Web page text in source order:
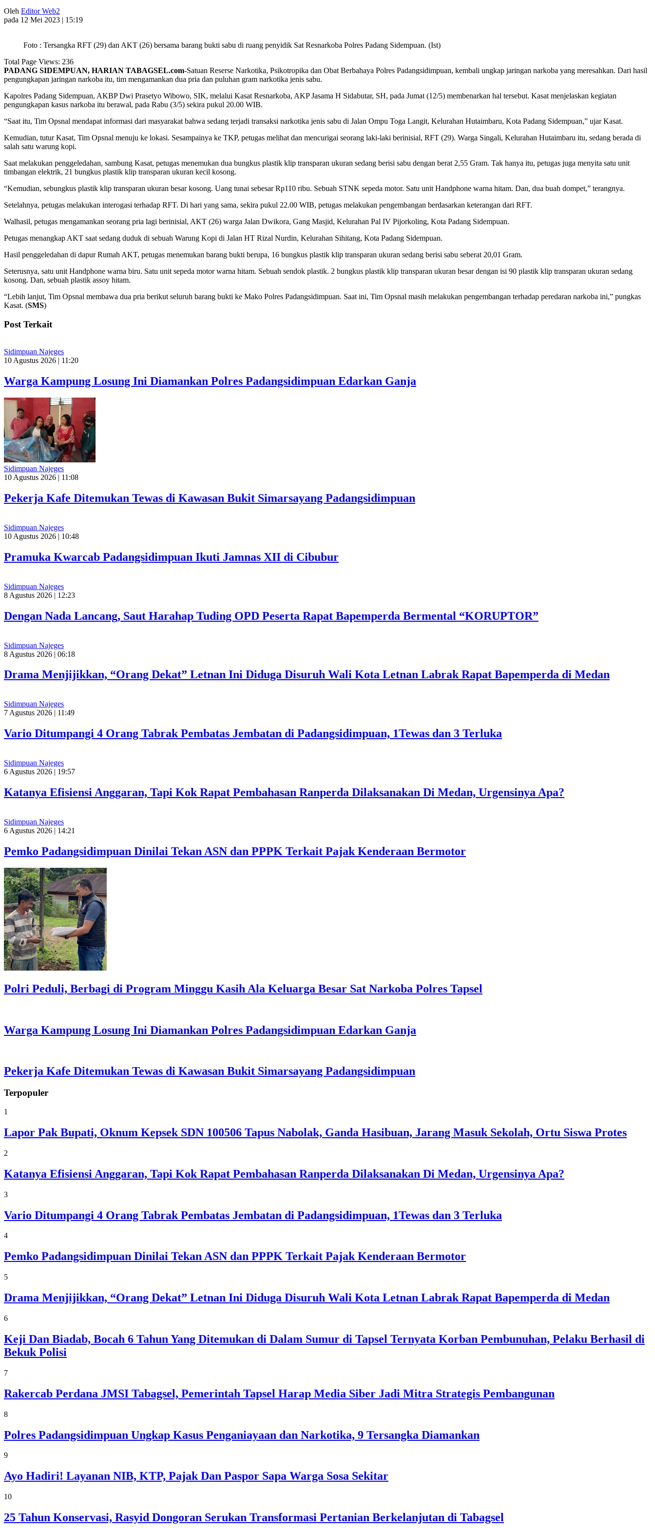
Oleh Editor Web2
pada 12 Mei 2023 | 15:19
Foto : Tersangka RFT (29) dan AKT (26) bersama barang bukti sabu di ruang penyidik Sat Resnarkoba Polres Padang Sidempuan. (Ist)
Total Page Views: 236
PADANG SIDEMPUAN, HARIAN TABAGSEL.com-Satuan Reserse Narkotika, Psikotropika dan Obat Berbahaya Polres Padangsidimpuan, kembali ungkap jaringan narkoba yang meresahkan. Dari hasil
pengungkapan jaringan narkoba itu, tim mengamankan dua pria dan puluhan gram narkotika jenis sabu.
Kapolres Padang Sidempuan, AKBP Dwi Prasetyo Wibowo, SIK, melalui Kasat Resnarkoba, AKP Jasama H Sidabutar, SH, pada Jumat (12/5) membenarkan hal tersebut. Kasat menjelaskan kegiatan
pengungkapan kasus narkoba itu berawal, pada Rabu (3/5) sekira pukul 20.00 WIB.
“Saat itu, Tim Opsnal mendapat informasi dari masyarakat bahwa sedang terjadi transaksi narkotika jenis sabu di Jalan Ompu Toga Langit, Kelurahan Hutaimbaru, Kota Padang Sidempuan,” ujar Kasat.
Kemudian, tutur Kasat, Tim Opsnal menuju ke lokasi. Sesampainya ke TKP, petugas melihat dan mencurigai seorang laki-laki berinisial, RFT (29). Warga Singali, Kelurahan Hutaimbaru itu, sedang berada di
salah satu warung kopi.
Saat melakukan penggeledahan, sambung Kasat, petugas menemukan dua bungkus plastik klip transparan ukuran sedang berisi sabu dengan berat 2,55 Gram. Tak hanya itu, petugas juga menyita satu unit
timbangan elektrik, 21 bungkus plastik klip transparan ukuran kecil kosong.
“Kemudian, sebungkus plastik klip transparan ukuran besar kosong. Uang tunai sebesar Rp110 ribu. Sebuah STNK sepeda motor. Satu unit Handphone warna hitam. Dan, dua buah dompet,” terangnya.
Setelahnya, petugas melakukan interogasi terhadap RFT. Di hari yang sama, sekira pukul 22.00 WIB, petugas melakukan pengembangan berdasarkan keterangan dari RFT.
Walhasil, petugas mengamankan seorang pria lagi berinisial, AKT (26) warga Jalan Dwikora, Gang Masjid, Kelurahan Pal IV Pijorkoling, Kota Padang Sidempuan.
Petugas menangkap AKT saat sedang duduk di sebuah Warung Kopi di Jalan HT Rizal Nurdin, Kelurahan Sihitang, Kota Padang Sidempuan.
Hasil penggeledahan di dapur Rumah AKT, petugas menemukan barang bukti berupa, 16 bungkus plastik klip transparan ukuran sedang berisi sabu seberat 20,01 Gram.
Seterusnya, satu unit Handphone warna biru. Satu unit sepeda motor warna hitam. Sebuah sendok plastik. 2 bungkus plastik klip transparan ukuran besar dengan isi 90 plastik klip transparan ukuran sedang
kosong. Dan, sebuah plastik assoy hitam.
“Lebih lanjut, Tim Opsnal membawa dua pria berikut seluruh barang bukti ke Mako Polres Padangsidimpuan. Saat ini, Tim Opsnal masih melakukan pengembangan terhadap peredaran narkoba ini,” pungkas
Kasat. (SMS)
Post Terkait
Sidimpuan Najeges
10 Agustus 2026 | 11:20
Warga Kampung Losung Ini Diamankan Polres Padangsidimpuan Edarkan Ganja
Sidimpuan Najeges
10 Agustus 2026 | 11:08
Pekerja Kafe Ditemukan Tewas di Kawasan Bukit Simarsayang Padangsidimpuan
Sidimpuan Najeges
10 Agustus 2026 | 10:48
Pramuka Kwarcab Padangsidimpuan Ikuti Jamnas XII di Cibubur
Sidimpuan Najeges
8 Agustus 2026 | 12:23
Dengan Nada Lancang, Saut Harahap Tuding OPD Peserta Rapat Bapemperda Bermental “KORUPTOR”
Sidimpuan Najeges
8 Agustus 2026 | 06:18
Drama Menjijikkan, “Orang Dekat” Letnan Ini Diduga Disuruh Wali Kota Letnan Labrak Rapat Bapemperda di Medan
Sidimpuan Najeges
7 Agustus 2026 | 11:49
Vario Ditumpangi 4 Orang Tabrak Pembatas Jembatan di Padangsidimpuan, 1Tewas dan 3 Terluka
Sidimpuan Najeges
6 Agustus 2026 | 19:57
Katanya Efisiensi Anggaran, Tapi Kok Rapat Pembahasan Ranperda Dilaksanakan Di Medan, Urgensinya Apa?
Sidimpuan Najeges
6 Agustus 2026 | 14:21
Pemko Padangsidimpuan Dinilai Tekan ASN dan PPPK Terkait Pajak Kenderaan Bermotor
Polri Peduli, Berbagi di Program Minggu Kasih Ala Keluarga Besar Sat Narkoba Polres Tapsel
Warga Kampung Losung Ini Diamankan Polres Padangsidimpuan Edarkan Ganja
Pekerja Kafe Ditemukan Tewas di Kawasan Bukit Simarsayang Padangsidimpuan
Terpopuler
1
Lapor Pak Bupati, Oknum Kepsek SDN 100506 Tapus Nabolak, Ganda Hasibuan, Jarang Masuk Sekolah, Ortu Siswa Protes
2
Katanya Efisiensi Anggaran, Tapi Kok Rapat Pembahasan Ranperda Dilaksanakan Di Medan, Urgensinya Apa?
3
Vario Ditumpangi 4 Orang Tabrak Pembatas Jembatan di Padangsidimpuan, 1Tewas dan 3 Terluka
4
Pemko Padangsidimpuan Dinilai Tekan ASN dan PPPK Terkait Pajak Kenderaan Bermotor
5
Drama Menjijikkan, “Orang Dekat” Letnan Ini Diduga Disuruh Wali Kota Letnan Labrak Rapat Bapemperda di Medan
6
Keji Dan Biadab, Bocah 6 Tahun Yang Ditemukan di Dalam Sumur di Tapsel Ternyata Korban Pembunuhan, Pelaku Berhasil di
Bekuk Polisi
7
Rakercab Perdana JMSI Tabagsel, Pemerintah Tapsel Harap Media Siber Jadi Mitra Strategis Pembangunan
8
Polres Padangsidimpuan Ungkap Kasus Penganiayaan dan Narkotika, 9 Tersangka Diamankan
9
Ayo Hadiri! Layanan NIB, KTP, Pajak Dan Paspor Sapa Warga Sosa Sekitar
10
25 Tahun Konservasi, Rasyid Dongoran Serukan Transformasi Pertanian Berkelanjutan di Tabagsel